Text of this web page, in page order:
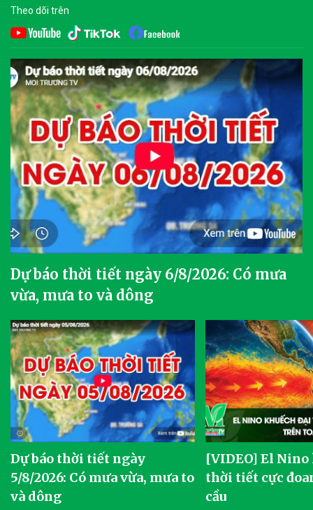
Theo dõi trên
Dự báo thời tiết ngày 6/8/2026: Có mưa
vừa, mưa to và dông
Dự báo thời tiết ngày
5/8/2026: Có mưa vừa, mưa to
và dông
[VIDEO] El
thời tiết cực
cầu